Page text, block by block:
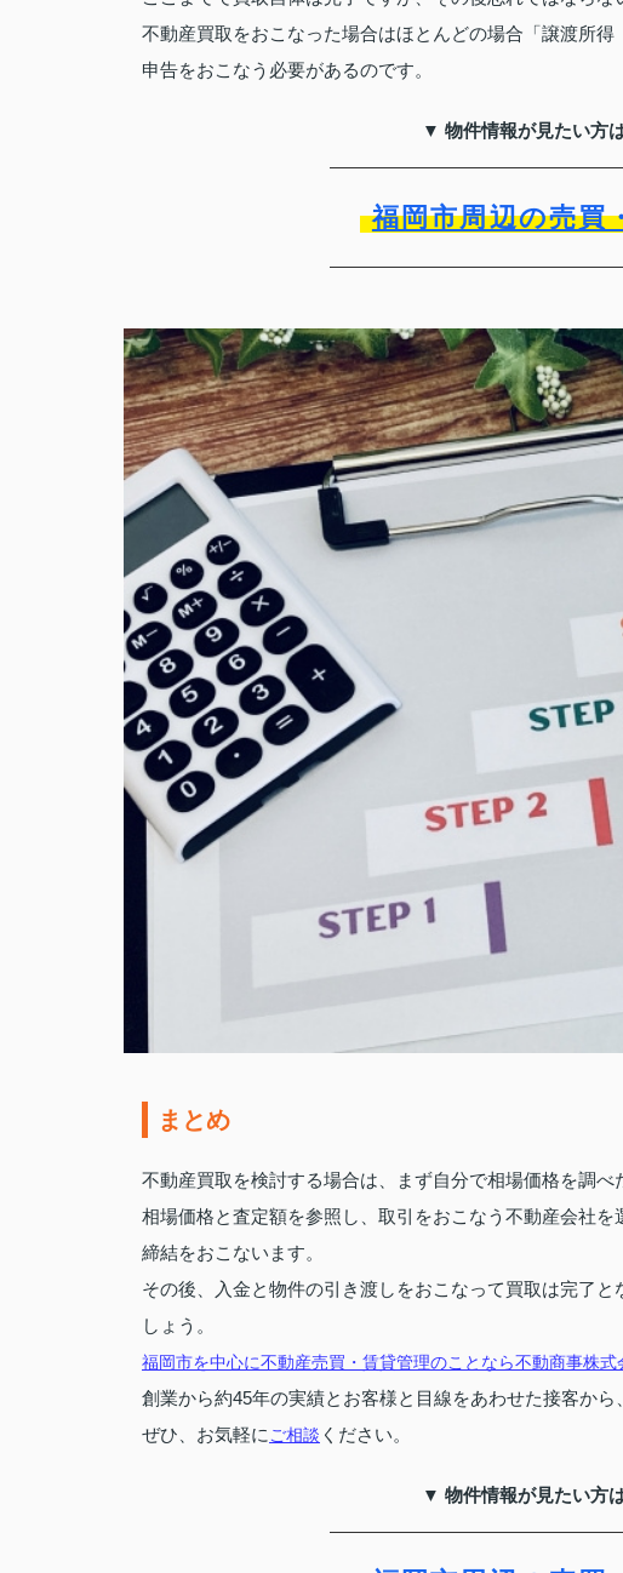
不動産買取をおこなった場合はほとんどの場合「譲渡所
申告をおこなう必要があるのです。
▼ 物件情報が見たい方
福岡市周辺の売買
まとめ
不動産買取を検討する場合は、まず自分で相場価格を調べ
相場価格と査定額を参照し、取引をおこなう不動産会社
締結をおこないます。
その後、入金と物件の引き渡しをおこなって買取は完了
しょう。
福岡市を中心に不動産売買・賃貸管理のことなら不動商事株式
創業から約45年の実績とお客様と目線をあわせた接客か
ぜひ、お気軽に ご相談 ください。
▼ 物件情報が見たい方